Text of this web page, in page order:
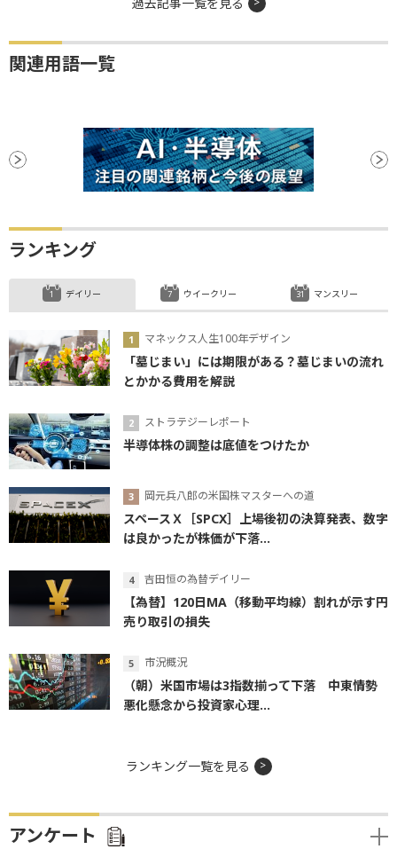
過去記事一覧を見る
関連用語一覧
ランキング
デイリー
マネックス人生100年デザイン
「墓じまい」には期限がある？墓じまいの流れ
とかかる費用を解説
ストラテジーレポート
半導体株の調整は底値をつけたか
岡元兵八郎の米国株マスターへの道
スペースＸ［SPCX］上場後初の決算発表、数字
は良かったが株価が下落...
吉田恒の為替デイリー
【為替】120日MA（移動平均線）割れが示す円
売り取引の損失
市況概況
（朝）米国市場は3指数揃って下落 中東情勢
悪化懸念から投資家心理...
ウイークリー マンスリー
ランキング一覧を見る
アンケート